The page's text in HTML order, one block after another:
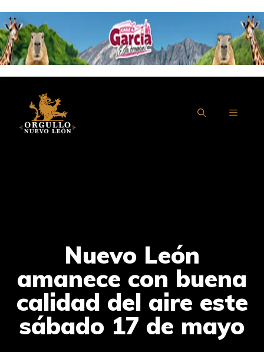
Saltar
al
contenido
MENÚ
Nuevo León
amanece con buena
calidad del aire este
sábado 17 de mayo